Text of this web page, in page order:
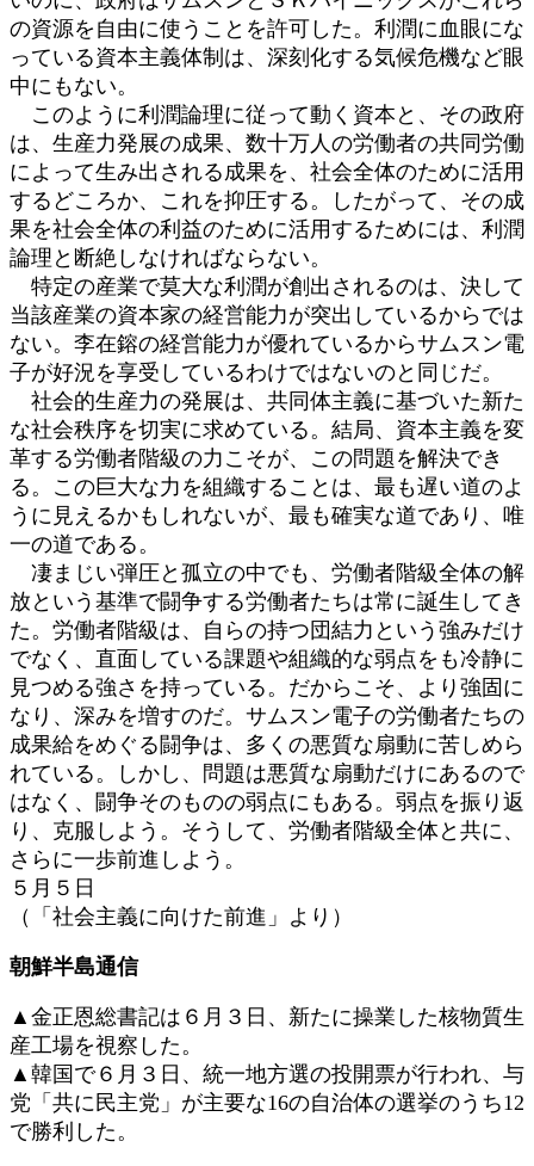
の資源を自由に使うことを許可した。利潤に血眼にな
っている資本主義体制は、深刻化する気候危機など眼
中にもない。
このように利潤論理に従って動く資本と、その政府
は、生産力発展の成果、数十万人の労働者の共同労働
によって生み出される成果を、社会全体のために活用
するどころか、これを抑圧する。したがって、その成
果を社会全体の利益のために活用するためには、利潤
論理と断絶しなければならない。
特定の産業で莫大な利潤が創出されるのは、決して
当該産業の資本家の経営能力が突出しているからでは
ない。李在鎔の経営能力が優れているからサムスン電
子が好況を享受しているわけではないのと同じだ。
社会的生産力の発展は、共同体主義に基づいた新た
な社会秩序を切実に求めている。結局、資本主義を変
革する労働者階級の力こそが、この問題を解決でき
る。この巨大な力を組織することは、最も遅い道のよ
うに見えるかもしれないが、最も確実な道であり、唯
一の道である。
凄まじい弾圧と孤立の中でも、労働者階級全体の解
放という基準で闘争する労働者たちは常に誕生してき
た。労働者階級は、自らの持つ団結力という強みだけ
でなく、直面している課題や組織的な弱点をも冷静に
見つめる強さを持っている。だからこそ、より強固に
なり、深みを増すのだ。サムスン電子の労働者たちの
成果給をめぐる闘争は、多くの悪質な扇動に苦しめら
れている。しかし、問題は悪質な扇動だけにあるので
はなく、闘争そのものの弱点にもある。弱点を振り返
り、克服しよう。そうして、労働者階級全体と共に、
さらに一歩前進しよう。
５月５日
（「社会主義に向けた前進」より）
朝鮮半島通信
▲金正恩総書記は６月３日、新たに操業した核物質生
産工場を視察した。
▲韓国で６月３日、統一地方選の投開票が行われ、与
党「共に民主党」が主要な16の自治体の選挙のうち12
で勝利した。